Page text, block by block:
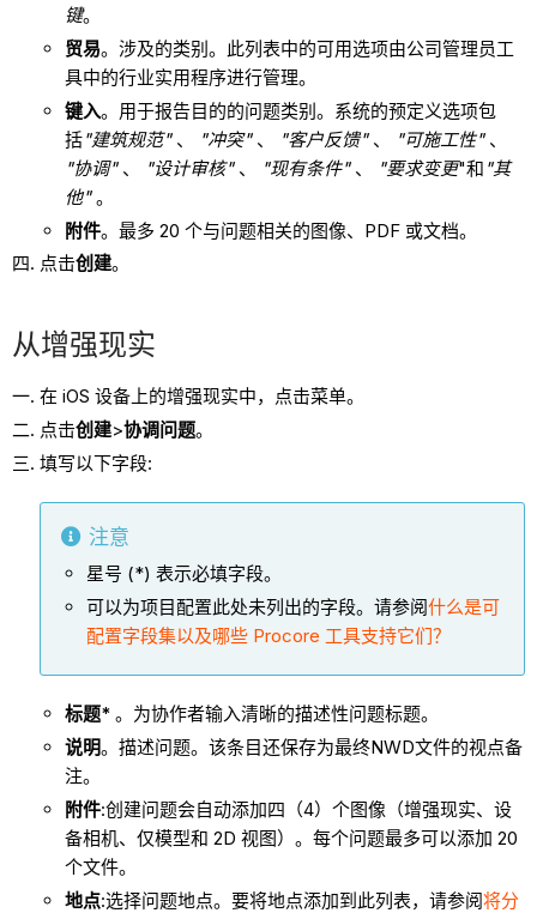
键。
贸易。涉及的类别。此列表中的可用选项由公司管理员工
具中的行业实用程序进行管理。
键入。用于报告目的的问题类别。系统的预定义选项包
括"建筑规范"、 "冲突"、 "客户反馈"、 "可施工性"、
"协调"、 "设计审核"、 "现有条件"、 "要求变更"和 "其
他"。
附件。最多 20 个与问题相关的图像、PDF 或文档。
点击创建。
从增强现实
在 iOS 设备上的增强现实中，点击菜单。
点击创建>协调问题。
填写以下字段:
注意
星号 (*) 表示必填字段。
可以为项目配置此处未列出的字段。请参阅什么是可
配置字段集以及哪些 Procore 工具支持它们？
标题*。为协作者输入清晰的描述性问题标题。
说明。描述问题。该条目还保存为最终NWD文件的视点备
注。
附件:创建问题会自动添加四（4）个图像（增强现实、设
备相机、仅模型和 2D 视图）。每个问题最多可以添加 20
个文件。
地点:选择问题地点。要将地点添加到此列表，请参阅将分